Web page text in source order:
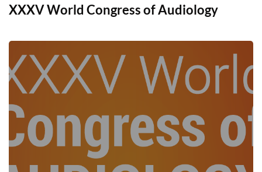
XXXV World Congress of Audiology